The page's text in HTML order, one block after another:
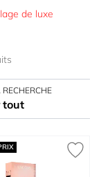
de luxe
RECHERCHE
tout